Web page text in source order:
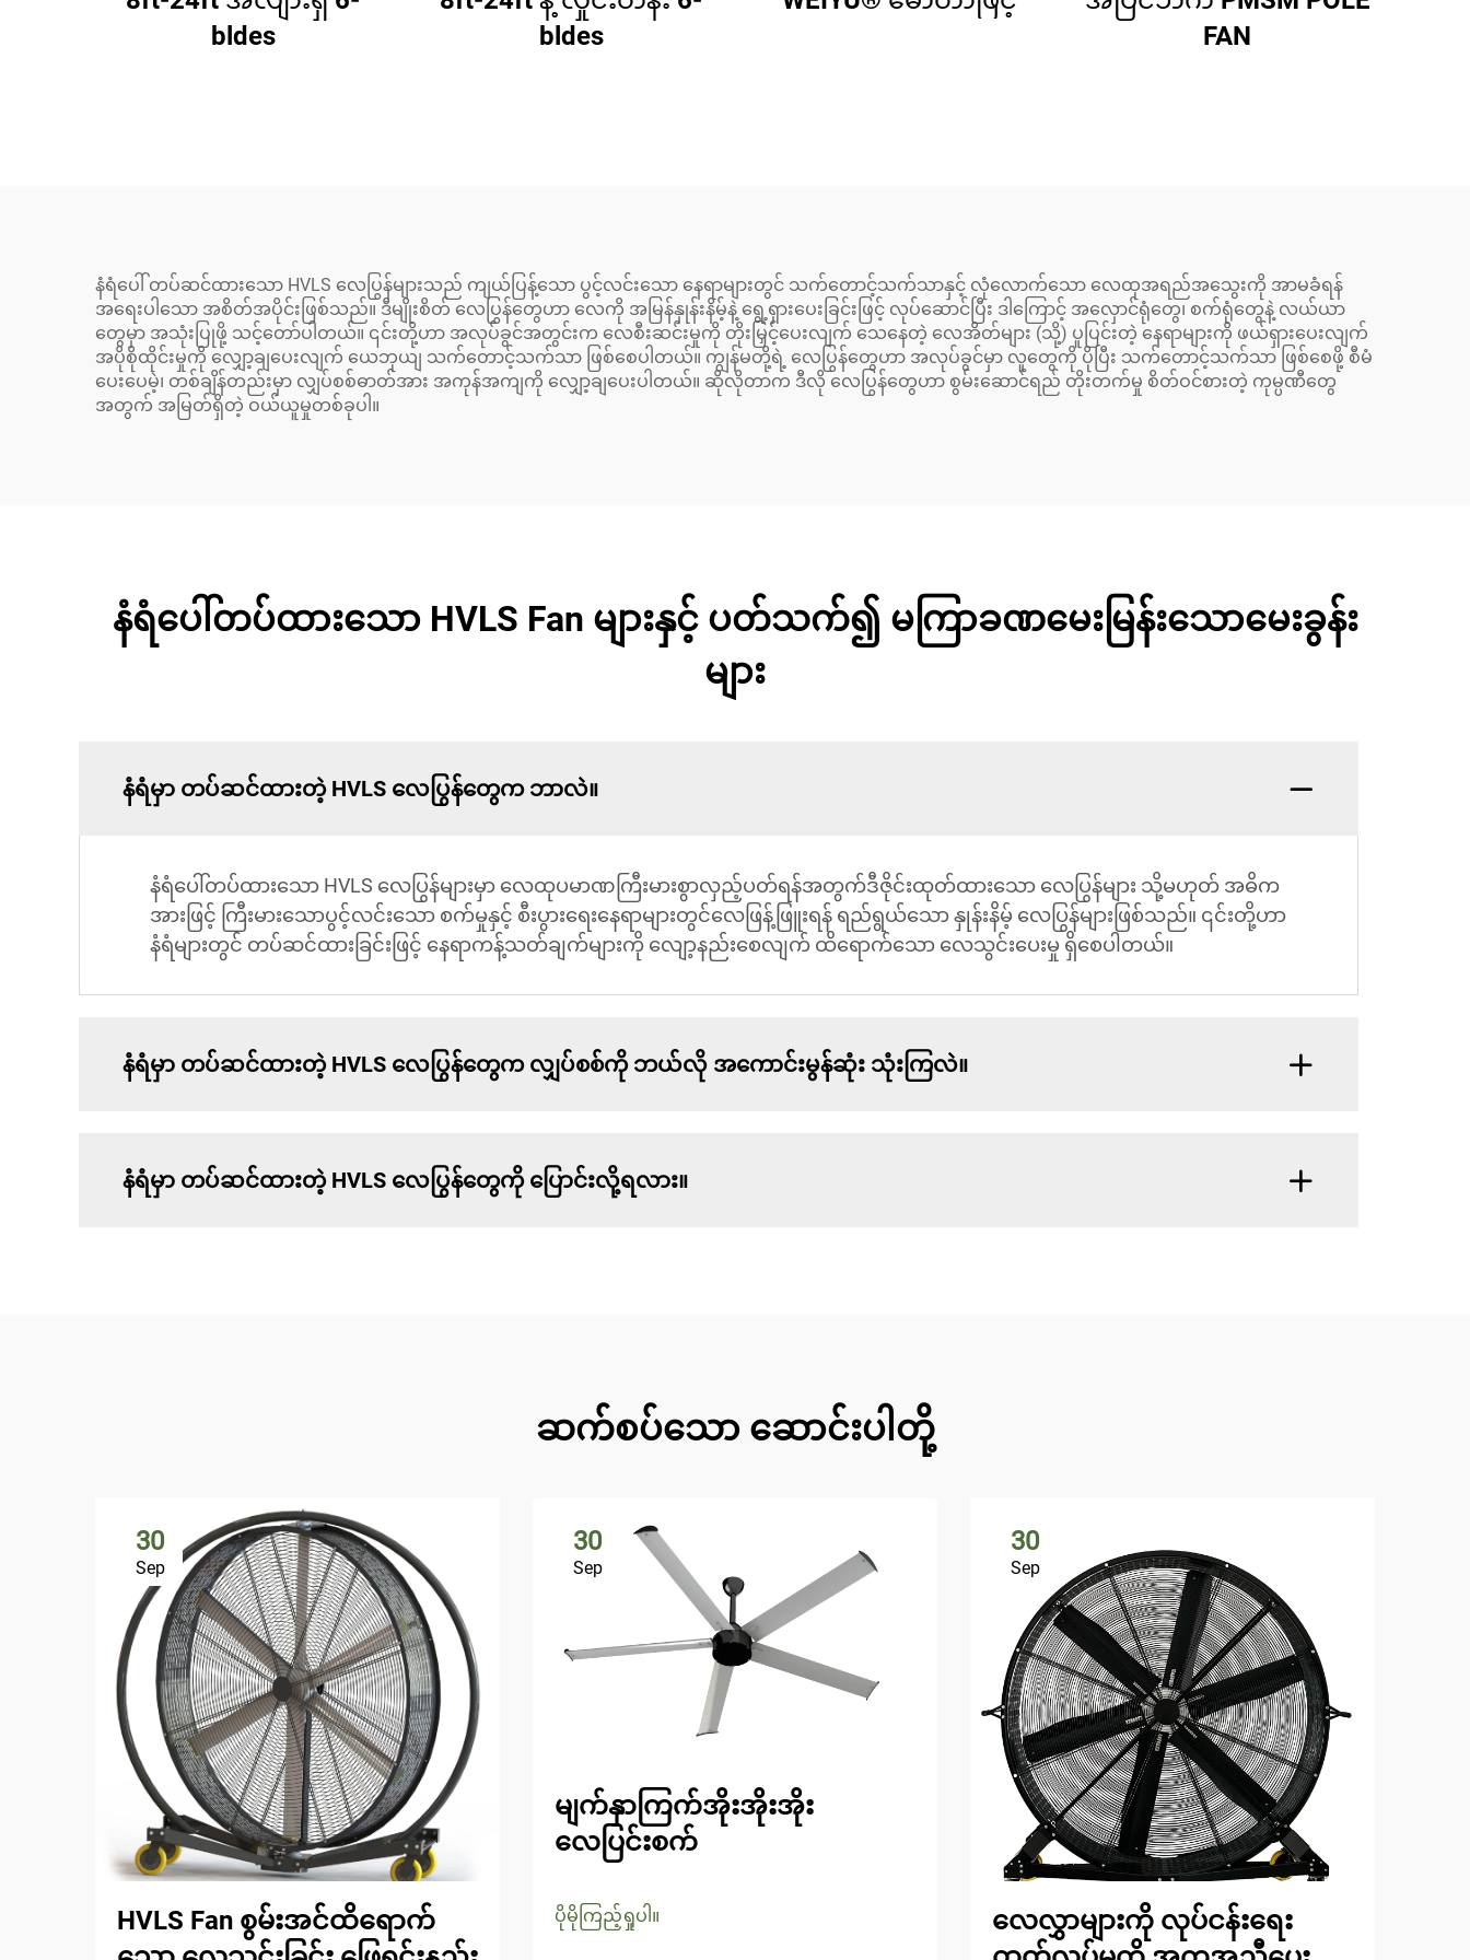
bldes
bldes
FAN
နံရံပေါ် တပ်ဆင်ထားသော HVLS လေပြွန်များသည် ကျယ်ပြန့်သော ပွင့်လင်းသော နေရာများတွင် သက်တောင့်သက်သာနှင့် လုံလောက်သော လေထုအရည်အသွေးကို အာမခံရန်
အရေးပါသော အစိတ်အပိုင်းဖြစ်သည်။ ဒီမျိုးစိတ် လေပြွန်တွေဟာ လေကို အမြန်နှုန်းနိမ့်နဲ့ ရွေ့ရှားပေးခြင်းဖြင့် လုပ်ဆောင်ပြီး ဒါကြောင့် အလှောင်ရုံတွေ၊ စက်ရုံတွေနဲ့ လယ်ယာ
တွေမှာ အသုံးပြုဖို့ သင့်တော်ပါတယ်။ ၎င်းတို့ဟာ အလုပ်ခွင်အတွင်းက လေစီးဆင်းမှုကို တိုးမြှင့်ပေးလျက် သေနေတဲ့ လေအိတ်များ (သို့) ပူပြင်းတဲ့ နေရာများကို ဖယ်ရှားပေးလျက်
အပိုစိုထိုင်းမှုကို လျှော့ချပေးလျက် ယေဘုယျ သက်တောင့်သက်သာ ဖြစ်စေပါတယ်။ ကျွန်မတို့ရဲ့ လေပြွန်တွေဟာ အလုပ်ခွင်မှာ လူတွေကို ပိုပြီး သက်တောင့်သက်သာ ဖြစ်စေဖို့ စီမံ
ပေးပေမဲ့၊ တစ်ချိန်တည်းမှာ လျှပ်စစ်ဓာတ်အား အကုန်အကျကို လျှော့ချပေးပါတယ်။ ဆိုလိုတာက ဒီလို လေပြွန်တွေဟာ စွမ်းဆောင်ရည် တိုးတက်မှု စိတ်ဝင်စားတဲ့ ကုမ္ပဏီတွေ
အတွက် အမြတ်ရှိတဲ့ ဝယ်ယူမှုတစ်ခုပါ။
နံရံပေါ်တပ်ထားသော HVLS Fan များနှင့် ပတ်သက်၍ မကြာခဏမေးမြန်းသောမေးခွန်း
များ
နံရံမှာ တပ်ဆင်ထားတဲ့ HVLS လေပြွန်တွေက ဘာလဲ။
နံရံပေါ်တပ်ထားသော HVLS လေပြွန်များမှာ လေထုပမာဏကြီးမားစွာလှည့်ပတ်ရန်အတွက်ဒီဇိုင်းထုတ်ထားသော လေပြွန်များ သို့မဟုတ် အဓိက
အားဖြင့် ကြီးမားသောပွင့်လင်းသော စက်မှုနှင့် စီးပွားရေးနေရာများတွင်လေဖြန့်ဖြူးရန် ရည်ရွယ်သော နှုန်းနိမ့် လေပြွန်များဖြစ်သည်။ ၎င်းတို့ဟာ
နံရံများတွင် တပ်ဆင်ထားခြင်းဖြင့် နေရာကန့်သတ်ချက်များကို လျော့နည်းစေလျက် ထိရောက်သော လေသွင်းပေးမှု ရှိစေပါတယ်။
နံရံမှာ တပ်ဆင်ထားတဲ့ HVLS လေပြွန်တွေက လျှပ်စစ်ကို ဘယ်လို အကောင်းမွန်ဆုံး သုံးကြလဲ။
နံရံမှာ တပ်ဆင်ထားတဲ့ HVLS လေပြွန်တွေကို ပြောင်းလို့ရလား။
ဆက်စပ်သော ဆောင်းပါတို့
30
Sep
HVLS Fan စွမ်းအင်ထိရောက်
30
Sep
မျက်နှာကြက်အိုးအိုးအိုး
လေပြင်းစက်
ပိုမိုကြည့်ရှုပါ။
30
Sep
လေလွှာများကို လုပ်ငန်းရေး